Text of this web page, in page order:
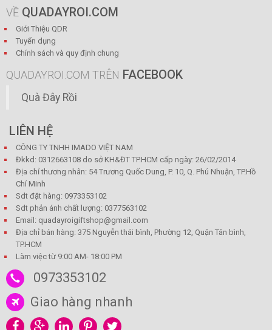
VỀ QUADAYROI.COM
Giới Thiệu QDR
Tuyển dụng
Chính sách và quy định chung
QUADAYROI.COM TRÊN FACEBOOK
Quà Đây Rồi
LIÊN HỆ
CÔNG TY TNHH IMADO VIỆT NAM
Đkkd: 0312663108 do sở KH&ĐT TP.HCM cấp ngày: 26/02/2014
Địa chỉ thương nhân: 54 Trương Quốc Dung, P. 10, Q. Phú Nhuận, TP.Hồ
Chí Minh
Sdt đặt hàng: 0973353102
Sdt phản ánh chất lượng: 0377563102
Email: quadayroigiftshop@gmail.com
Địa chỉ bán hàng: 375 Nguyễn thái bình, Phường 12, Quận Tân bình,
TP.HCM
Làm việc từ 9:00 AM- 18:00 PM
0973353102
Giao hàng nhanh